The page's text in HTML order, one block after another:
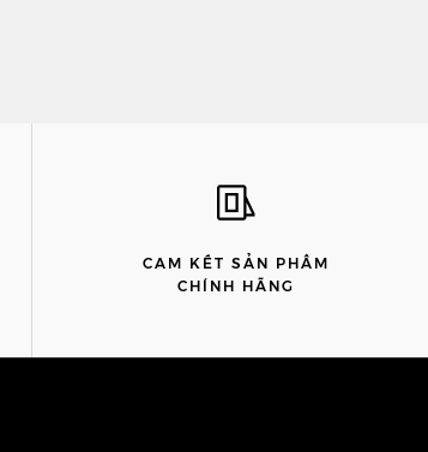
CAM KẾT SẢN PHẨM
CHÍNH HÃNG